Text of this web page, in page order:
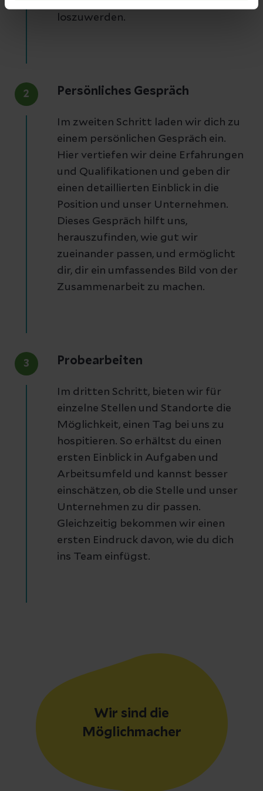
loszuwerden.
2 Persönliches Gespräch
Im zweiten Schritt laden wir dich zu
einem persönlichen Gespräch ein.
Hier vertiefen wir deine Erfahrungen
und Qualifikationen und geben dir
einen detaillierten Einblick in die
Position und unser Unternehmen.
Dieses Gespräch hilft uns,
herauszufinden, wie gut wir
zueinander passen, und ermöglicht
dir, dir ein umfassendes Bild von der
Zusammenarbeit zu machen.
3 Probearbeiten
Im dritten Schritt, bieten wir für
einzelne Stellen und Standorte die
Möglichkeit, einen Tag bei uns zu
hospitieren. So erhältst du einen
ersten Einblick in Aufgaben und
Arbeitsumfeld und kannst besser
einschätzen, ob die Stelle und unser
Unternehmen zu dir passen.
Gleichzeitig bekommen wir einen
ersten Eindruck davon, wie du dich
ins Team einfügst.
Wir sind die
Möglichmacher